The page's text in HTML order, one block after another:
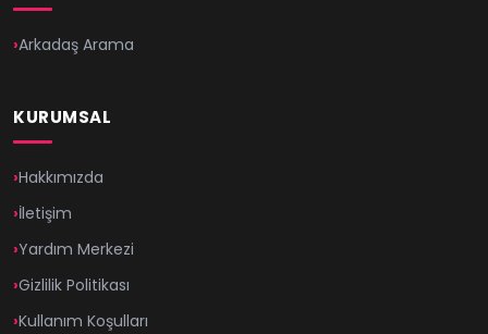
Arkadaş Arama
KURUMSAL
Hakkımızda
İletişim
Yardım Merkezi
Gizlilik Politikası
Kullanım Koşulları